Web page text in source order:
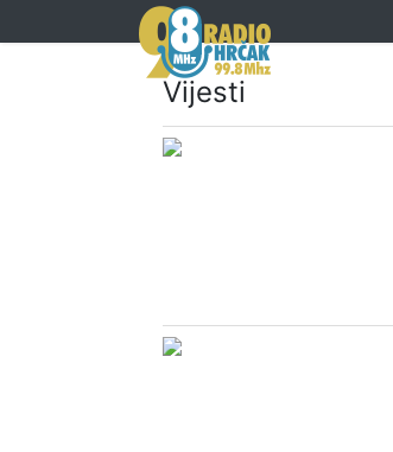
Vijesti